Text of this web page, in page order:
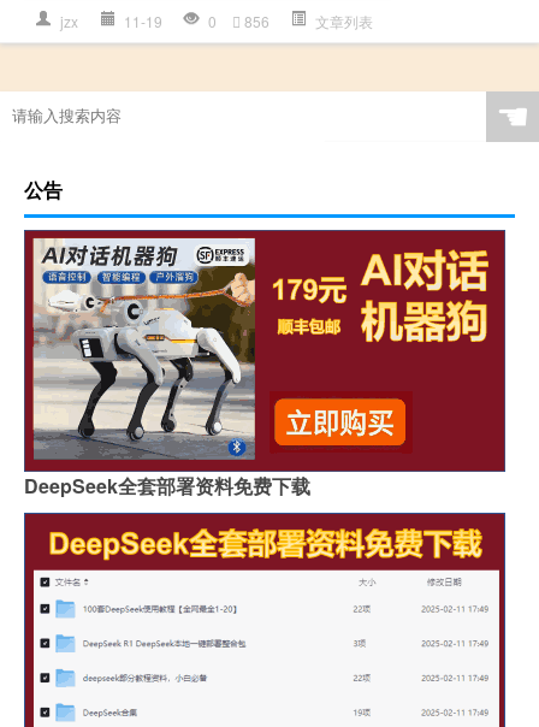
jzx 11-19 0 856 文章列表
☚
公告
DeepSeek全套部署资料免费下载